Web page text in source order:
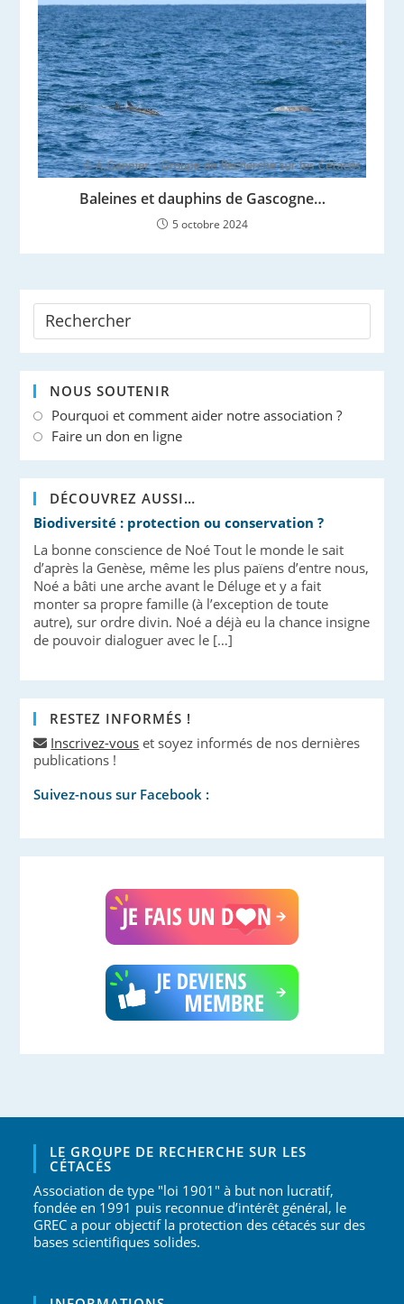
Baleines et dauphins de Gascogne…
5 octobre 2024
NOUS SOUTENIR
Pourquoi et comment aider notre association ?
Faire un don en ligne
DÉCOUVREZ AUSSI…
Biodiversité : protection ou conservation ?
La bonne conscience de Noé Tout le monde le sait
d’après la Genèse, même les plus païens d’entre nous,
Noé a bâti une arche avant le Déluge et y a fait
monter sa propre famille (à l’exception de toute
autre), sur ordre divin. Noé a déjà eu la chance insigne
de pouvoir dialoguer avec le […]
RESTEZ INFORMÉS !
Inscrivez-vous et soyez informés de nos dernières
publications !
Suivez-nous sur Facebook :
LE GROUPE DE RECHERCHE SUR LES
CÉTACÉS
Association de type "loi 1901" à but non lucratif,
fondée en 1991 puis reconnue d’intérêt général, le
GREC a pour objectif la protection des cétacés sur des
bases scientifiques solides.